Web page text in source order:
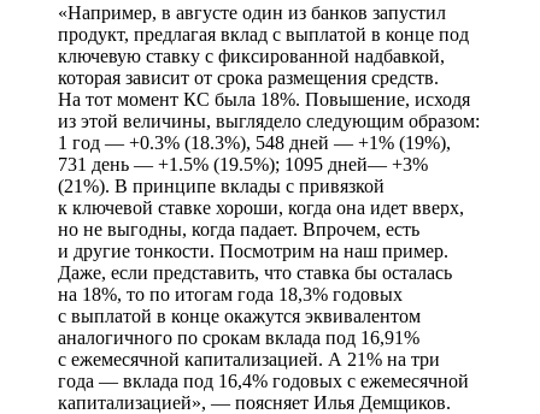
«Например, в августе один из банков запустил
продукт, предлагая вклад с выплатой в конце под
ключевую ставку с фиксированной надбавкой,
которая зависит от срока размещения средств.
На тот момент КС была 18%. Повышение, исходя
из этой величины, выглядело следующим образом:
1 год — +0.3% (18.3%), 548 дней — +1% (19%),
731 день — +1.5% (19.5%); 1095 дней— +3%
(21%). В принципе вклады с привязкой
к ключевой ставке хороши, когда она идет вверх,
но не выгодны, когда падает. Впрочем, есть
и другие тонкости. Посмотрим на наш пример.
Даже, если представить, что ставка бы осталась
на 18%, то по итогам года 18,3% годовых
с выплатой в конце окажутся эквивалентом
аналогичного по срокам вклада под 16,91%
с ежемесячной капитализацией. А 21% на три
года — вклада под 16,4% годовых с ежемесячной
капитализацией», — поясняет Илья Демщиков.